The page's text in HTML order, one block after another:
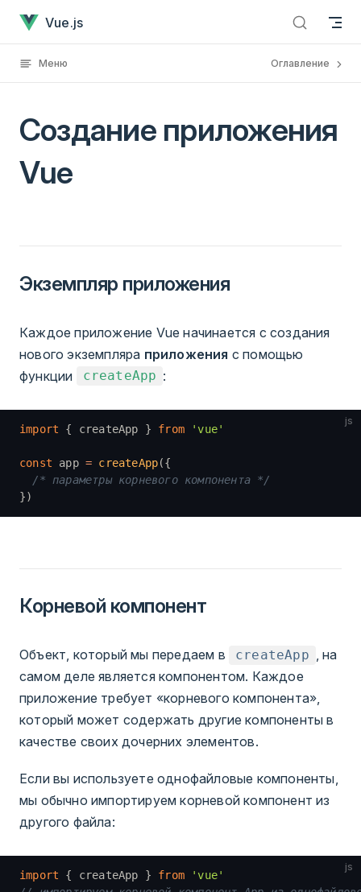
Перейти к содержанию
Vue.js
Меню Оглавление
Создание приложения
Vue
Экземпляр приложения
Каждое приложение Vue начинается с создания
нового экземпляра приложения с помощью
функции
createApp :
js
import { createApp } from 'vue'
const app = createApp({
  /* параметры корневого компонента */
})
Корневой компонент
Объект, который мы передаем в createApp , на
самом деле является компонентом. Каждое
приложение требует «корневого компонента»,
который может содержать другие компоненты в
качестве своих дочерних элементов.
Если вы используете однофайловые компоненты,
мы обычно импортируем корневой компонент из
другого файла:
js
import { createApp } from 'vue'